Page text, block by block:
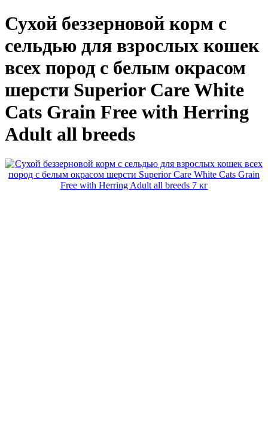
Сухой беззерновой корм с
сельдью для взрослых кошек
всех пород с белым окрасом
шерсти Superior Care White
Cats Grain Free with Herring
Adult all breeds